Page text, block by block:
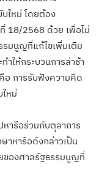
ใหม่ โดยต้อง
18/2568 ด้วย เพื่อไม่
รมนูญที่แก้ไขเพิ่มเติม
ให้กระบวนการล่าช้า
อ การรับฟังความคิด
หม่
ารือร่วมกับตุลาการ
าหารือดังกล่าวเป็น
ยของศาลรัฐธรรมนูญที่